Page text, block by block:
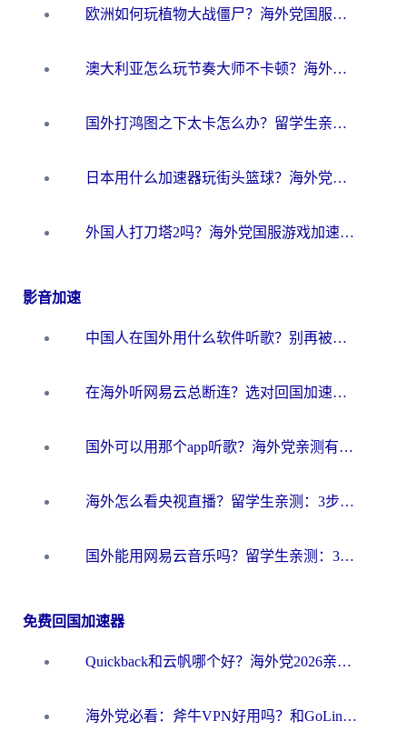
欧洲如何玩植物大战僵尸？海外党国服游戏加速避坑指南（附实测对比）
澳大利亚怎么玩节奏大师不卡顿？海外党国服游戏加速终极指南
国外打鸿图之下太卡怎么办？留学生亲测有效的国服游戏加速方案
日本用什么加速器玩街头篮球？海外党国服游戏不卡顿的终极攻略
外国人打刀塔2吗？海外党国服游戏加速避坑全攻略
影音加速
中国人在国外用什么软件听歌？别再被地域限制卡脖子，这篇教你轻松解锁国内音乐库
在海外听网易云总断连？选对回国加速器，告别地区限制和卡顿
国外可以用那个app听歌？海外党亲测有效的回国加速方案，轻松听国内音乐听书
海外怎么看央视直播？留学生亲测：3步解决版权限制+追剧自由
国外能用网易云音乐吗？留学生亲测：3步解决海外听歌难题
免费回国加速器
Quickback和云帆哪个好？海外党2026亲测指南：选对加速器大陆工具，无缝刷国内剧玩国服
海外党必看：斧牛VPN好用吗？和GoLinkVPN对比哪个回国效果更好？